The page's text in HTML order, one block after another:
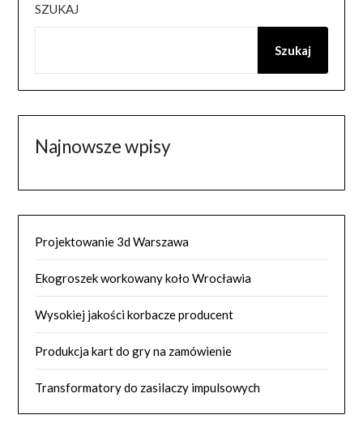
SZUKAJ
Szukaj
Najnowsze wpisy
Projektowanie 3d Warszawa
Ekogroszek workowany koło Wrocławia
Wysokiej jakości korbacze producent
Produkcja kart do gry na zamówienie
Transformatory do zasilaczy impulsowych